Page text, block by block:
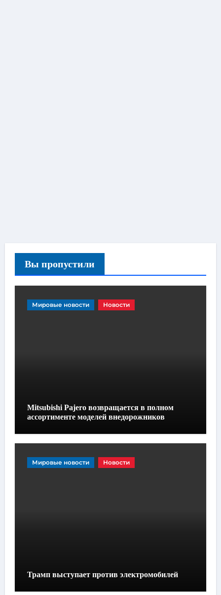
Вы пропустили
Мировые новости Новости
Mitsubishi Pajero возвращается в полном
ассортименте моделей внедорожников
Мировые новости Новости
Трамп выступает против электромобилей